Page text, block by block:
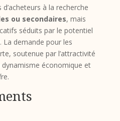
à la recherche
ou secondaires, mais
séduits par le potentiel
La demande pour les
soutenue par l’attractivité
économique et